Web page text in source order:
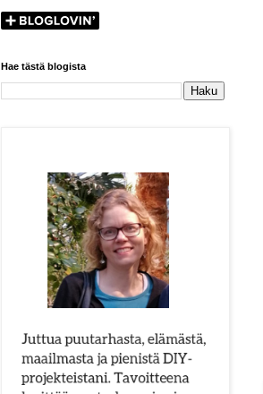
Hae tästä blogista